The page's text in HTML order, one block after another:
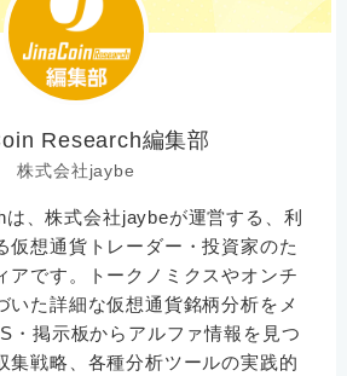
Research編集部
株式会社jaybe
、株式会社jaybeが運営する、利
仮想通貨トレーダー・投資家のた
アです。トークノミクスやオンチ
いた詳細な仮想通貨銘柄分析をメ
・掲示板からアルファ情報を見つ
集戦略、各種分析ツールの実践的